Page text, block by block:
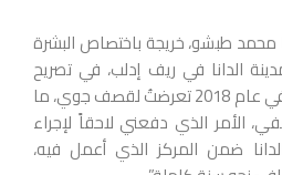
طبشو، خريجة باختصاص البشرة
الدانا في ريف إدلب، في تصريح
لصحيفة “الثورة السورية”: “في عام 2018 تعرضتُ لقصف جوي، ما
الأمر الذي دفعني لاحقاً لإجراء
ضمن المركز الذي أعمل فيه،